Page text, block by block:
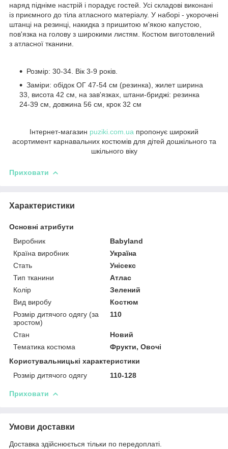
наряд підніме настрій і порадує гостей. Усі складові виконані
із приємного до тіла атласного матеріалу. У наборі - укорочені
штанці на резинці, накидка з пришитою м'якою капустою,
пов'язка на голову з широкими листям. Костюм виготовлений
з атласної тканини.
Розмір: 30-34. Вік 3-9 років.
Заміри: обідок ОГ 47-54 см (резинка), жилет ширина
33, висота 42 см, на зав'язках, штани-бриджі: резинка
24-39 см, довжина 56 см, крок 32 см
Інтернет-магазин puziki.com.ua пропонує широкий
асортимент карнавальних костюмів для дітей дошкільного та
шкільного віку
Приховати
Характеристики
Основні атрибути
Виробник
Babyland
Країна виробник
Україна
Стать
Унісекс
Тип тканини
Атлас
Колір
Зелений
Вид виробу
Костюм
Розмір дитячого одягу (за
зростом)
110
Стан
Новий
Тематика костюма
Фрукти, Овочі
Користувальницькі характеристики
Розмір дитячого одягу
110-128
Приховати
Умови доставки
Доставка здійснюється тільки по передоплаті.